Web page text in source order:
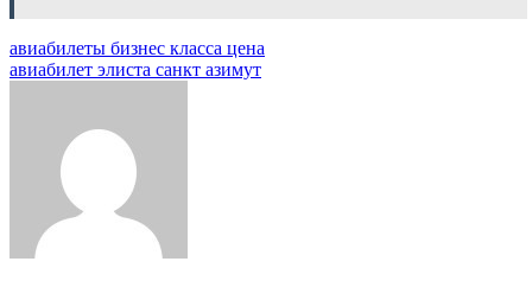
Навигация
по
авиабилеты бизнес класса цена
авиабилет элиста санкт азимут